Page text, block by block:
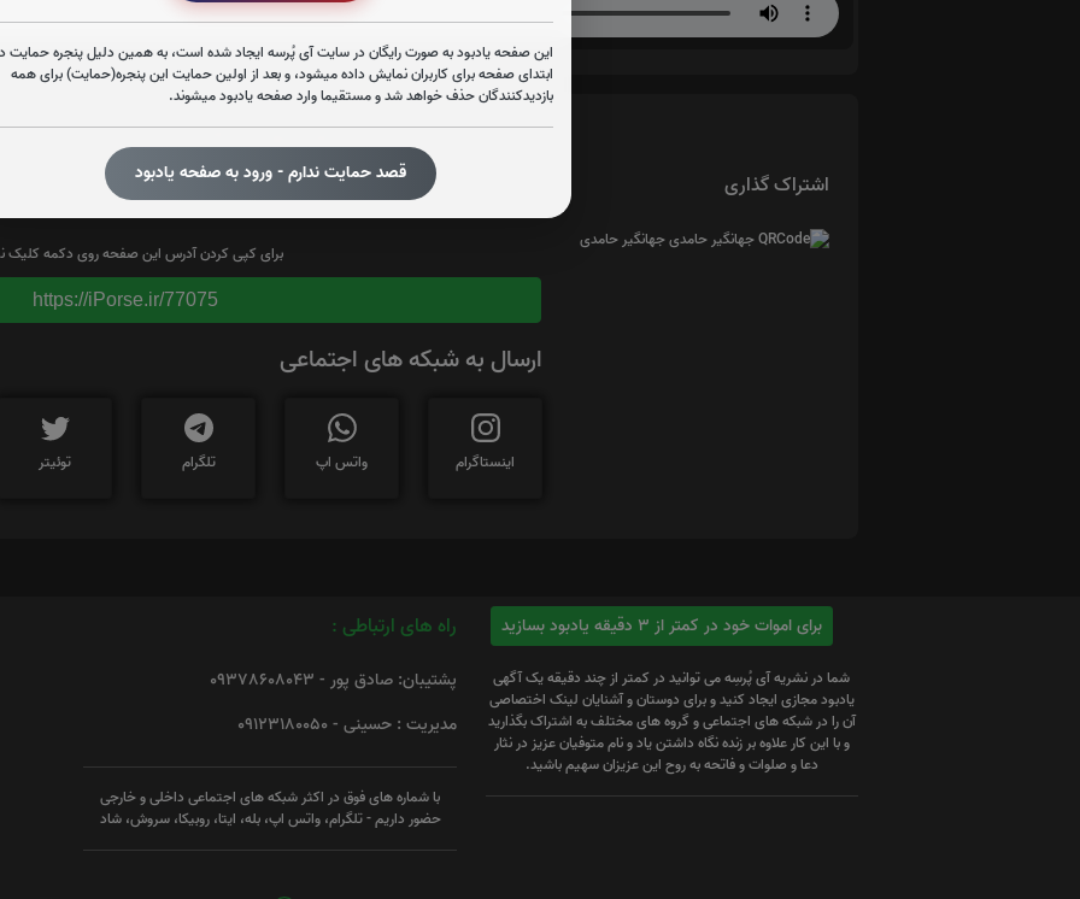
این صفحه یادبود به صورت رایگان در سایت آی پُرسه ایجاد شده است، به همین دلیل پنجره حمایت
ابتدای صفحه برای کاربران نمایش داده میشود، و بعد از اولین حمایت این پنجره(حمایت) برای همه
بازدیدکنندگان حذف خواهد شد و مستقیما وارد صفحه یادبود میشوند.
قصد حمایت ندارم - ورود به صفحه یادبود
تعداد بازدید : 433
اشتراک گذاری
برای کپی کردن آدرس این صفحه روی دکمه کلیک
https://iPorse.ir/77075
ارسال به شبکه های اجتماعی
اینستاگرام واتس اپ تلگرام توئیتر
برای اموات خود در کمتر از 3 دقیقه یادبود بسازید
شما در نشریه آی پُرسِه می توانید در کمتر از چند دقیقه یک آگهی
یادبود مجازی ایجاد کنید و برای دوستان و آشنایان لینک اختصاصی
آن را در شبکه های اجتماعی و گروه های مختلف به اشتراک بگذارید
و با این کار علاوه بر زنده نگاه داشتن یاد و نام متوفیان عزیز در نثار
دعا و صلوات و فاتحه به روح این عزیزان سهیم باشید.
راه های ارتباطی :
پشتیبان: صادق پور - 09378608043
مدیریت : حسینی - 09123180050
با شماره های فوق در اکثر شبکه های اجتماعی داخلی و خارجی
حضور داریم - تلگرام، واتس اپ، بله، ایتا، روبیکا، سروش، شاد